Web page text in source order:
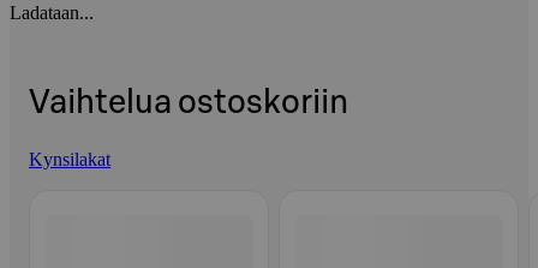
Ladataan...
Vaihtelua ostoskoriin
Kynsilakat